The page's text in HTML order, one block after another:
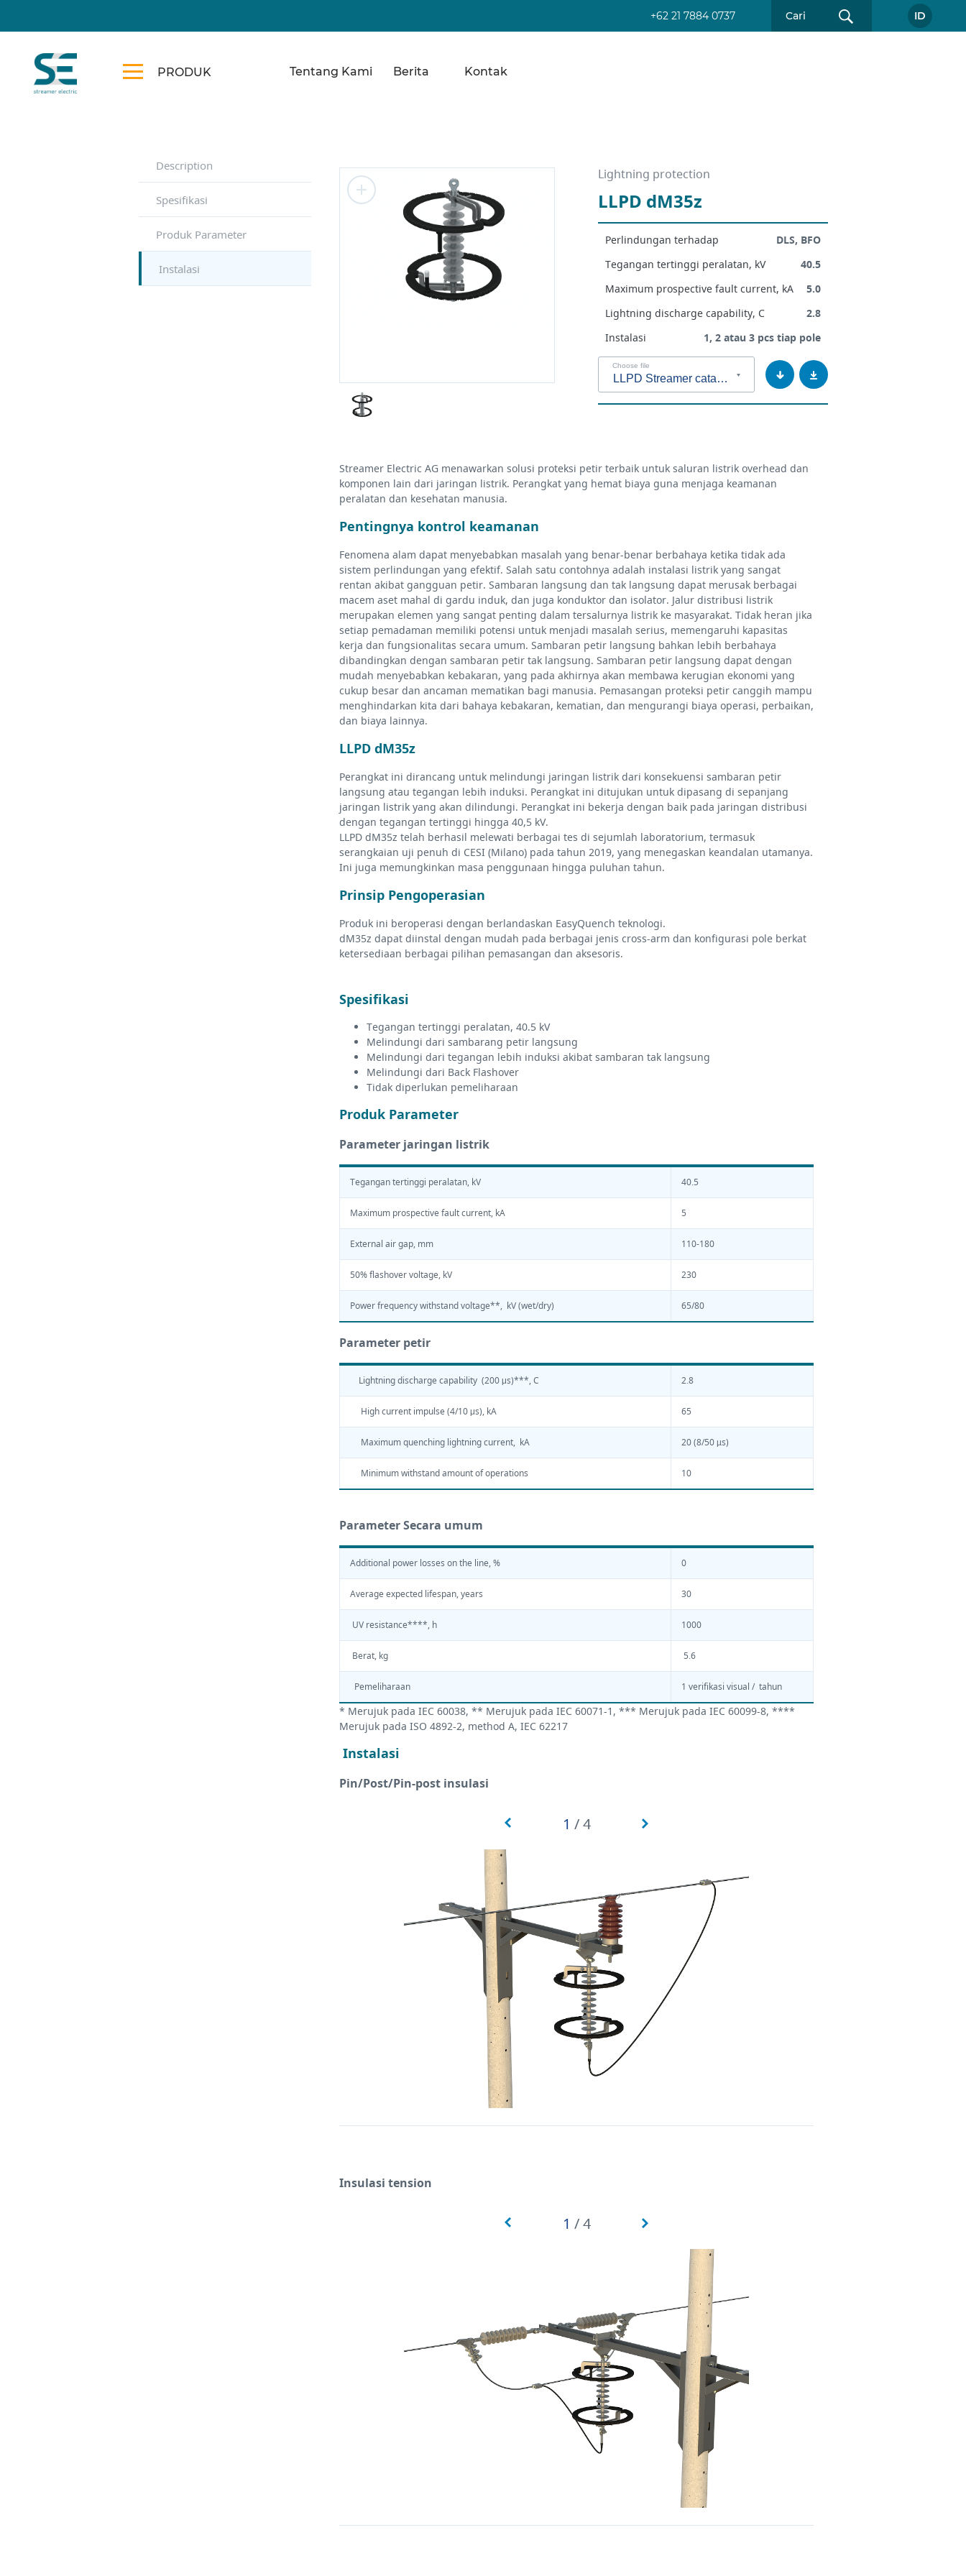
+62 21 7884 0737 ID
PRODUK Tentang Kami Berita Kontak
Description
Spesifikasi
Produk Parameter
Instalasi
Lightning protection
LLPD dM35z
Perlindungan terhadap
DLS, BFO
Tegangan tertinggi peralatan, kV
40.5
Maximum prospective fault current, kA
5.0
Lightning discharge capability, C
2.8
Instalasi
1, 2 atau 3 pcs tiap pole
Choose file
LLPD Streamer catalogue
Streamer Electric AG menawarkan solusi proteksi petir terbaik untuk saluran listrik overhead dan
komponen lain dari jaringan listrik. Perangkat yang hemat biaya guna menjaga keamanan
peralatan dan kesehatan manusia.
Pentingnya kontrol keamanan
Fenomena alam dapat menyebabkan masalah yang benar-benar berbahaya ketika tidak ada
sistem perlindungan yang efektif. Salah satu contohnya adalah instalasi listrik yang sangat
rentan akibat gangguan petir. Sambaran langsung dan tak langsung dapat merusak berbagai
macem aset mahal di gardu induk, dan juga konduktor dan isolator. Jalur distribusi listrik
merupakan elemen yang sangat penting dalam tersalurnya listrik ke masyarakat. Tidak heran jika
setiap pemadaman memiliki potensi untuk menjadi masalah serius, memengaruhi kapasitas
kerja dan fungsionalitas secara umum. Sambaran petir langsung bahkan lebih berbahaya
dibandingkan dengan sambaran petir tak langsung. Sambaran petir langsung dapat dengan
mudah menyebabkan kebakaran, yang pada akhirnya akan membawa kerugian ekonomi yang
cukup besar dan ancaman mematikan bagi manusia. Pemasangan proteksi petir canggih mampu
menghindarkan kita dari bahaya kebakaran, kematian, dan mengurangi biaya operasi, perbaikan,
dan biaya lainnya.
LLPD dM35z
Perangkat ini dirancang untuk melindungi jaringan listrik dari konsekuensi sambaran petir
langsung atau tegangan lebih induksi. Perangkat ini ditujukan untuk dipasang di sepanjang
jaringan listrik yang akan dilindungi. Perangkat ini bekerja dengan baik pada jaringan distribusi
dengan tegangan tertinggi hingga 40,5 kV.
LLPD dM35z telah berhasil melewati berbagai tes di sejumlah laboratorium, termasuk
serangkaian uji penuh di CESI (Milano) pada tahun 2019, yang menegaskan keandalan utamanya.
Ini juga memungkinkan masa penggunaan hingga puluhan tahun.
Prinsip Pengoperasian
Produk ini beroperasi dengan berlandaskan EasyQuench teknologi.
dM35z dapat diinstal dengan mudah pada berbagai jenis cross-arm dan konfigurasi pole berkat
ketersediaan berbagai pilihan pemasangan dan aksesoris.
Spesifikasi
Tegangan tertinggi peralatan, 40.5 kV
Melindungi dari sambarang petir langsung
Melindungi dari tegangan lebih induksi akibat sambaran tak langsung
Melindungi dari Back Flashover
Tidak diperlukan pemeliharaan
Produk Parameter
Parameter jaringan listrik
Tegangan tertinggi peralatan, kV 40.5
Maximum prospective fault current, kA 5
External air gap, mm 110-180
50% flashover voltage, kV 230
Power frequency withstand voltage**, kV (wet/dry) 65/80
Parameter petir
Lightning discharge capability (200 μs)***, C 2.8
High current impulse (4/10 μs), kA 65
Maximum quenching lightning current, kA 20 (8/50 µs)
Minimum withstand amount of operations 10
Parameter Secara umum
Additional power losses on the line, % 0
Average expected lifespan, years 30
UV resistance****, h 1000
Berat, kg 5.6
Pemeliharaan 1 verifikasi visual / tahun
* Merujuk pada IEC 60038, ** Merujuk pada IEC 60071-1, *** Merujuk pada IEC 60099-8, ****
Merujuk pada ISO 4892-2, method A, IEC 62217
Instalasi
Pin/Post/Pin-post insulasi
1 /4
Insulasi tension
1 /4